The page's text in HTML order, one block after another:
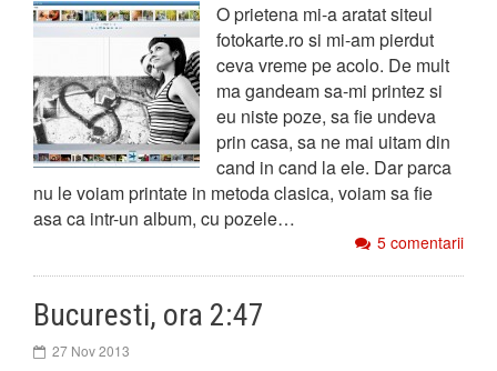
O prietena mi-a aratat siteul
fotokarte.ro si mi-am pierdut
ceva vreme pe acolo. De mult
ma gandeam sa-mi printez si
eu niste poze, sa fie undeva
prin casa, sa ne mai uitam din
cand in cand la ele. Dar parca
nu le voiam printate in metoda clasica, voiam sa fie
asa ca intr-un album, cu pozele…
5 comentarii
Bucuresti, ora 2:47
27 Nov 2013